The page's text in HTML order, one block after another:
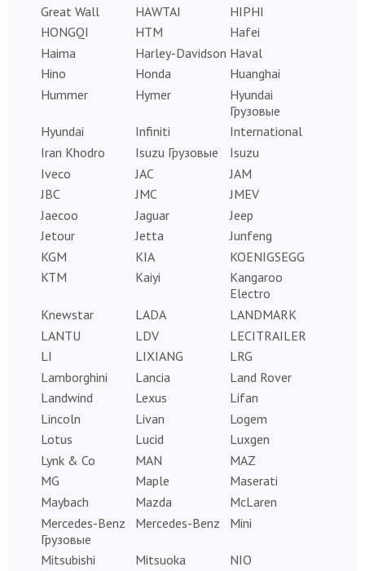
Great Wall
HAWTAI
HIPHI
HONGQI
HTM
Hafei
Haima
Harley-Davidson Haval
Hino
Honda
Huanghai
Hummer
Hymer
Hyundai
Грузовые
Hyundai
Infiniti
International
Iran Khodro
Isuzu Грузовые
Isuzu
Iveco
JAC
JAM
JBC
JMC
JMEV
Jaecoo
Jaguar
Jeep
Jetour
Jetta
Junfeng
KGM
KIA
KOENIGSEGG
KTM
Kaiyi
Kangaroo
Electro
Knewstar
LADA
LANDMARK
LANTU
LDV
LECITRAILER
LI
LIXIANG
LRG
Lamborghini
Lancia
Land Rover
Landwind
Lexus
Lifan
Lincoln
Livan
Logem
Lotus
Lucid
Luxgen
Lynk & Co
MAN
MAZ
MG
Maple
Maserati
Maybach
Mazda
McLaren
Mercedes-Benz
Грузовые
Mercedes-Benz Mini
Mitsubishi Mitsuoka
NIO